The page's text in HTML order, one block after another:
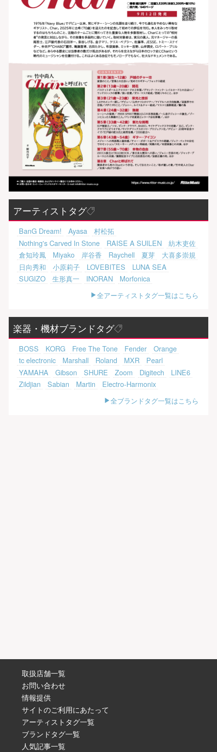
アーティストタグ
BanG Dream! Ayasa
村松拓
Nothing's Carved In Stone
RAISE A SUILEN
紡木吏佐
倉知玲鳳
Miyako 岸谷香 Raychell 夏芽
大喜多崇規
日向秀和
小原莉子 LOVEBITES
LUNA SEA
SUGIZO
生形真一 INORAN
Morfonica
全アーティストタグ一覧はこちら
楽器・機材ブランドタグ
BOSS KORG Free The Tone Fender
Orange
tc electronic
Marshall Roland MXR
Pearl
YAMAHA
Gibson SHURE Zoom Digitech
LINE6
Zildjian
Sabian Martin
Electro-Harmonix
全ブランドタグ一覧はこちら
取扱店舗一覧
お問い合わせ
情報提供
サイトのご利用にあたって
アーティストタグ一覧
ブランドタグ一覧
人気記事一覧